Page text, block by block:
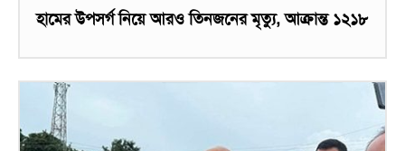
হামের উপসর্গ নিয়ে আরও তিনজনের মৃত্যু, আক্রান্ত ১২১৮